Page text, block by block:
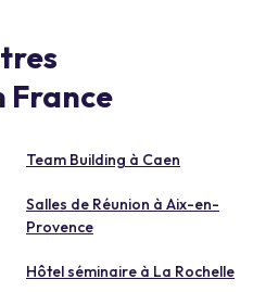
France
Team Building à Caen
Salles de Réunion à Aix-en-
Provence
Hôtel séminaire à La Rochelle